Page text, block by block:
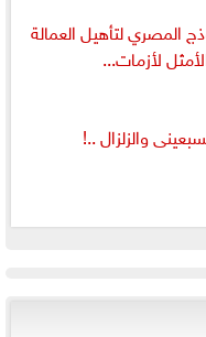
المصري لتأهيل العمالة
لأزمات...
والزلزال ..!